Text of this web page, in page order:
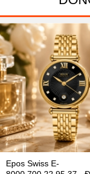
Epos Swiss E-